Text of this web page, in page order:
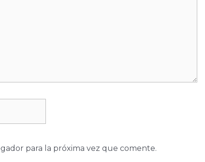
para la próxima vez que comente.